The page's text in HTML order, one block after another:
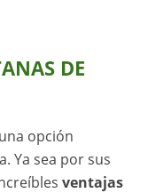
DE
opción
Ya sea por sus
ventajas